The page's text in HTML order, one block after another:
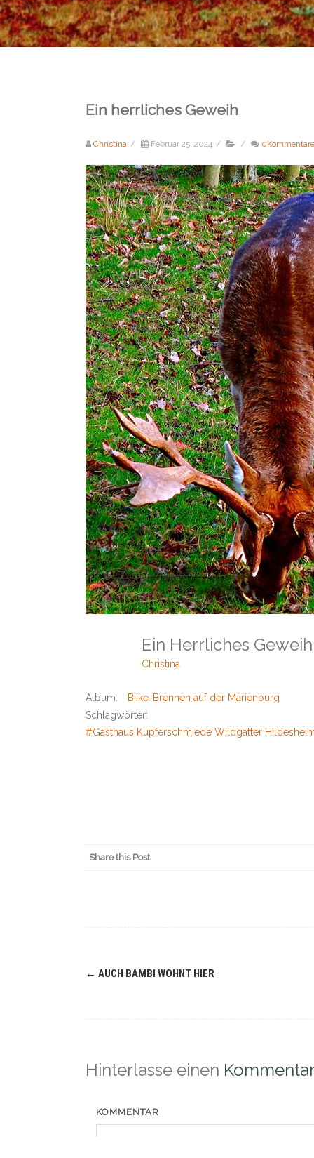
Ein herrliches Geweih
Christina / Februar 25, 2024 / / 0Kommentare
Ein Herrliches
Christina
Album:
Biike-Brennen auf der Marienburg
Schlagwörter:
#Gasthaus Kupferschmiede Wildgatter
Share this Post
Navigation
← AUCH BAMBI WOHNT HIER
Hinterlasse einen
KOMMENTAR